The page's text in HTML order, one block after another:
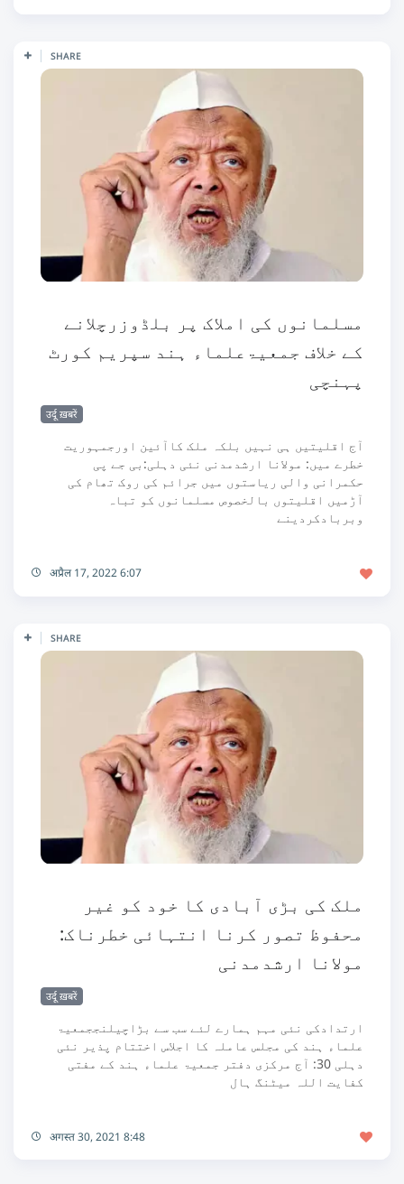
SHARE
مسلمانوں کی املاک پر بلڈوزرچلانے
کے خلاف جمعیۃعلماء ہند سپریم کورٹ
پہنچی
उर्दू ख़बरें
آج اقلیتیں ہی نہیں بلکہ ملک کاآئین اورجمہوریت
خطرے میں: مولانا ارشدمدنی نئی دہلی:بی جے پی
حکمرانی والی ریاستوں میں جرائم کی روک تھام کی
آڑمیں اقلیتوں بالخصوص مسلمانوں کو تباہ
وبربادکردینے
अप्रैल 17, 2022 6:07
SHARE
ملک کی بڑی آبادی کا خود کو غیر
محفوظ تصور کرنا انتہائی خطرناک:
مولانا ارشدمدنی
उर्दू ख़बरें
ارتدادکی نئی مہم ہمارے لئے سب سے بڑاچیلنججمعیۃ
علماء ہند کی مجلس عاملہ کا اجلاس اختتام پذیر نئی
دہلی 30: آج مرکزی دفتر جمعیۃ علماء ہند کے مفتی
کفایت اللہ میٹنگ ہال
अगस्त 30, 2021 8:48